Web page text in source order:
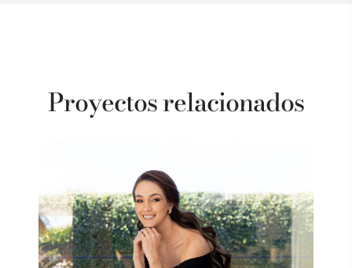
Proyectos relacionados